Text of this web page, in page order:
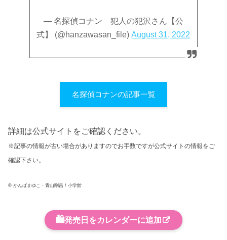
— 名探偵コナン 犯人の犯沢さん【公
式】 (@hanzawasan_file)August 31, 2022
名探偵コナンの記事一覧
詳細は公式サイトをご確認ください。
※記事の情報が古い場合がありますのでお手数ですが公式サイトの情報をご
確認下さい。
© かんばまゆこ・青山剛昌 / 小学館
🛍️発売日をカレンダーに追加